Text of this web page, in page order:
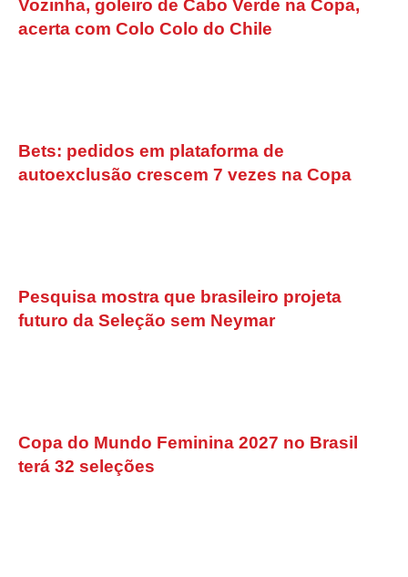
Vozinha, goleiro de Cabo Verde na Copa,
acerta com Colo Colo do Chile
Bets: pedidos em plataforma de
autoexclusão crescem 7 vezes na Copa
Pesquisa mostra que brasileiro projeta
futuro da Seleção sem Neymar
Copa do Mundo Feminina 2027 no Brasil
terá 32 seleções